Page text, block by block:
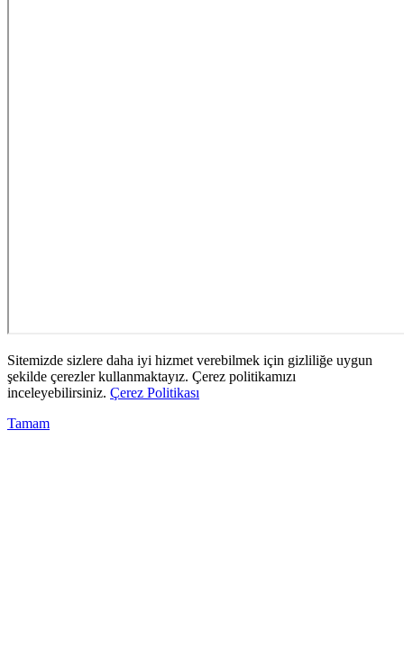
Sitemizde sizlere daha iyi hizmet verebilmek için gizliliğe uygun
şekilde çerezler kullanmaktayız. Çerez politikamızı
inceleyebilirsiniz. Çerez Politikası
Tamam